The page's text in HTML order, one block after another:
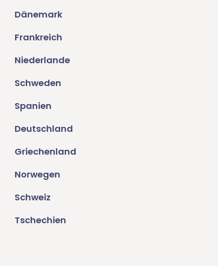
Dänemark
Frankreich
Niederlande
Schweden
Spanien
Deutschland
Griechenland
Norwegen
Schweiz
Tschechien